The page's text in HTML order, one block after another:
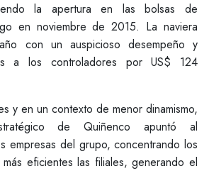
la apertura en las bolsas de
en noviembre de 2015. La naviera
con un auspicioso desempeño y
a los controladores por US$ 124
y en un contexto de menor dinamismo,
de Quiñenco apuntó al
empresas del grupo, concentrando los
eficientes las filiales, generando el